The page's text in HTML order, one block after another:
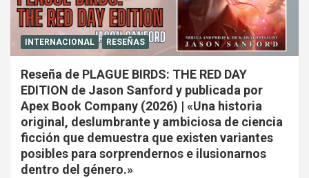
INTERNACIONAL RESEÑAS
Reseña de PLAGUE BIRDS: THE RED DAY
EDITION de Jason Sanford y publicada por
Apex Book Company (2026) | «Una historia
original, deslumbrante y ambiciosa de ciencia
ficción que demuestra que existen variantes
posibles para sorprendernos e ilusionarnos
dentro del género.»